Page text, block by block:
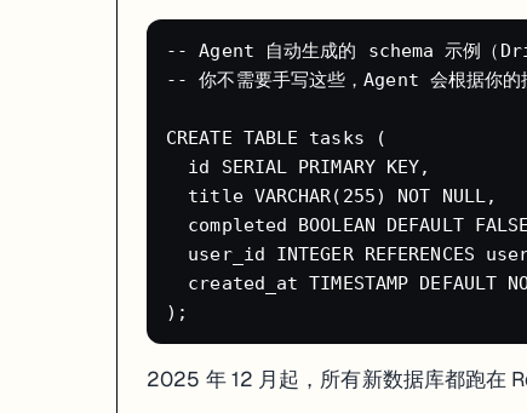
-- Agent 自动生成的 schema 示例（
-- 你不需要手写这些，Agent 会根据你的
CREATE TABLE tasks (
  id SERIAL PRIMARY KEY,
  title VARCHAR(255) NOT NULL,
completed BOOLEAN DEFAULT
user_id INTEGER REFERENCES
created_at TIMESTAMP DEFAULT
2025 年 12 月起，所有新数据库都跑在